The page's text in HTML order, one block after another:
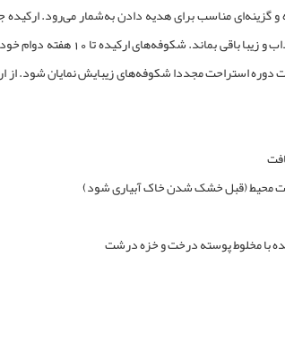
گزینه‌ای مناسب برای هدیه دادن به‌شمار می‌رود. ارکیده
نسبتا خنک دارد تا
دوره استراحت مجددا شکوفه‌های زیبایش نمایان شود. از
محیط (قبل خشک شدن خاک آبیاری شود)
مخلوط پوسته درخت و خزه درشت